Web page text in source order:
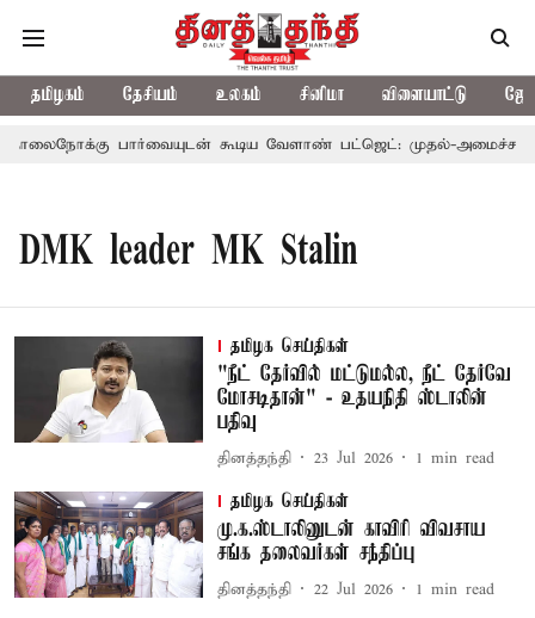
தமிழகம் தேசியம் உலகம் சினிமா விளையாட்டு
பார்வையுடன் கூடிய வேளாண் பட்ஜெட்: முதல்-அமைச்சர்
DMK leader MK Stalin
தமிழக செய்திகள்
"நீட் தேர்வில் மட்டுமல்ல, நீட் தேர்வே
மோசடிதான்" - உதயநிதி ஸ்டாலின்
பதிவு
தினத்தந்தி 23 Jul 2026 1 min read
தமிழக செய்திகள்
மு.க.ஸ்டாலினுடன் காவிரி விவசாய
சங்க தலைவர்கள் சந்திப்பு
தினத்தந்தி 22 Jul 2026 1 min read